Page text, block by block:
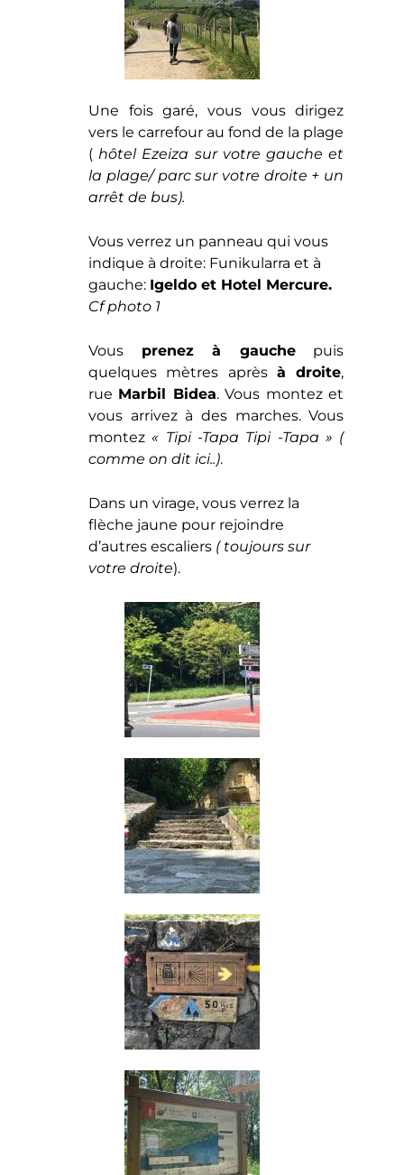
Une fois garé, vous vous dirigez
vers le carrefour au fond de la plage
(hôtel Ezeiza sur votre gauche et
la plage/ parc sur votre droite + un
arrêt de bus).
Vous verrez un panneau qui vous
indique à droite: Funikularra et à
gauche: Igeldo et Hotel Mercure.
Cf photo 1
Vous prenez à gauchepuis
quelques mètres après à droite,
rue Marbil Bidea. Vous montez et
vous arrivez à des marches. Vous
montez « Tipi -Tapa Tipi -Tapa » (
comme on dit ici..).
Dans un virage, vous verrez la
flèche jaune pour rejoindre
d’autres escaliers ( toujours sur
votre droite).